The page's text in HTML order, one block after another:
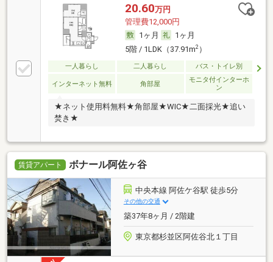
20.60万円
管理費12,000円
1ヶ月
1ヶ月
5階 / 1LDK（37.91m2）
一人暮らし 二人暮らし バス・トイレ別
インターネット無料 角部屋
モニタ付インターホ
ン
★ネット使用料無料★角部屋★WIC★二面採光★追い
焚き★
賃貸アパート ボナール阿佐ヶ谷
中央本線 阿佐ケ谷駅 徒歩5分
その他の交通
築37年8ヶ月 / 2階建
東京都杉並区阿佐谷北１丁目